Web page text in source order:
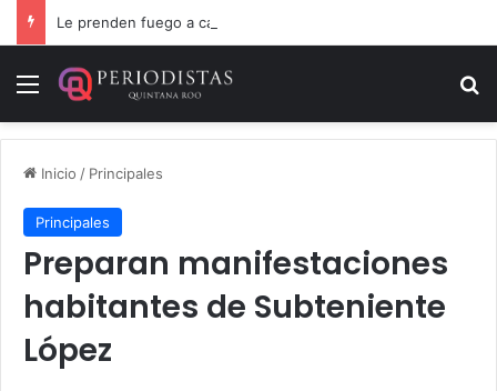
Menú
Inicio / Principales
Principales
Preparan manifestaciones
habitantes de Subteniente
López